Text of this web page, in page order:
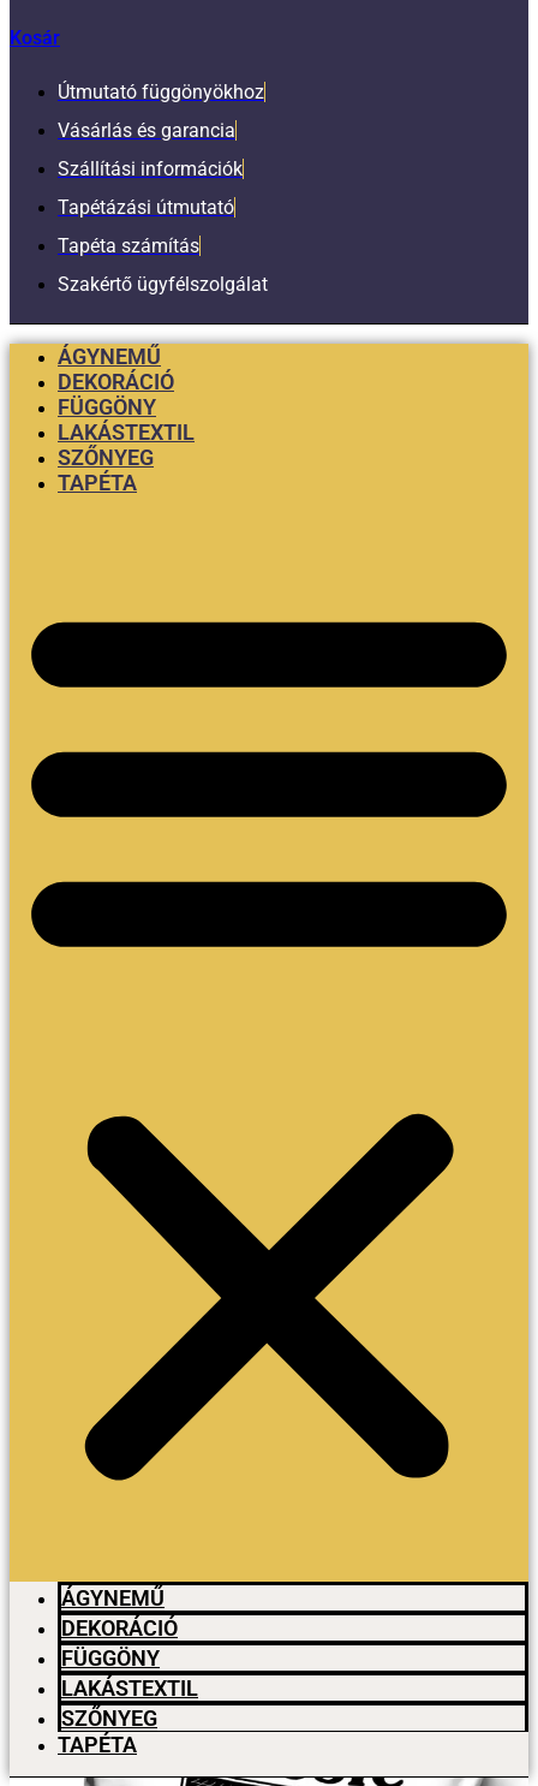
Kosár
Útmutató függönyökhoz
Vásárlás és garancia
Szállítási információk
Tapétázási útmutató
Tapéta számítás
Szakértő ügyfélszolgálat
ÁGYNEMŰ
DEKORÁCIÓ
FÜGGÖNY
LAKÁSTEXTIL
SZŐNYEG
TAPÉTA
ÁGYNEMŰ
DEKORÁCIÓ
FÜGGÖNY
LAKÁSTEXTIL
SZŐNYEG
TAPÉTA